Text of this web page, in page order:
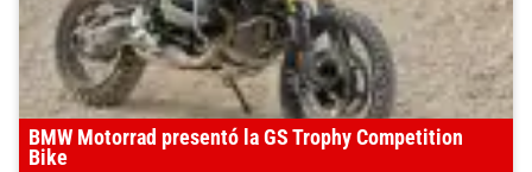
BMW Motorrad presentó la GS Trophy Competition
Bike